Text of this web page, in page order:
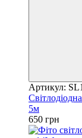
Артикул:
5м
650 грн